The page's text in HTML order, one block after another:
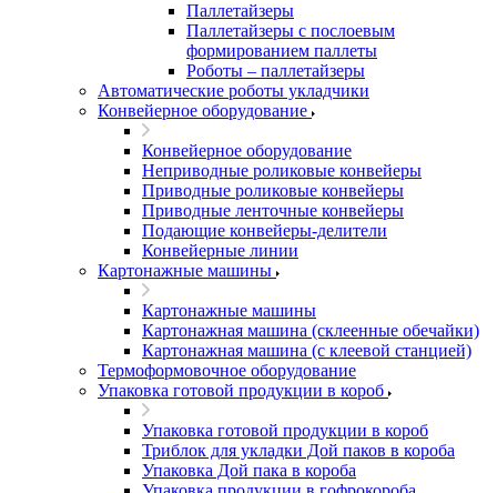
Паллетайзеры
Паллетайзеры с послоевым
формированием паллеты
Роботы – паллетайзеры
Автоматические роботы укладчики
Конвейерное оборудование
Конвейерное оборудование
Неприводные роликовые конвейеры
Приводные роликовые конвейеры
Приводные ленточные конвейеры
Подающие конвейеры-делители
Конвейерные линии
Картонажные машины
Картонажные машины
Картонажная машина (склеенные обечайки)
Картонажная машина (с клеевой станцией)
Термоформовочное оборудование
Упаковка готовой продукции в короб
Упаковка готовой продукции в короб
Триблок для укладки Дой паков в короба
Упаковка Дой пака в короба